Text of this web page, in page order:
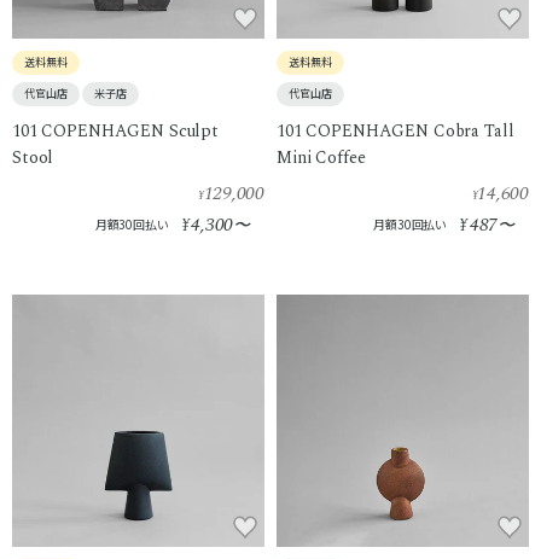
送料無料
代官山店
米子店
101 COPENHAGEN Sculpt
Stool
¥129,000
月額30回払い ¥4,300〜
送料無料
代官山店
101 COPENHAGEN Cobra Tall
Mini Coffee
¥14,600
月額30回払い ¥487〜